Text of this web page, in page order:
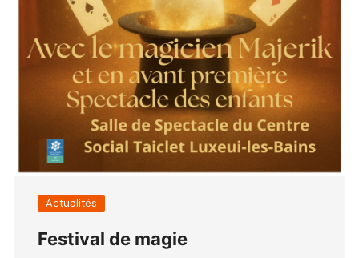
Actualités
Festival de magie